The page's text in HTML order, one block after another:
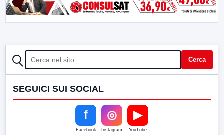
CERCA Cerca
SEGUICI SUI SOCIAL
f
Facebook
◎
Instagram
▶
YouTube